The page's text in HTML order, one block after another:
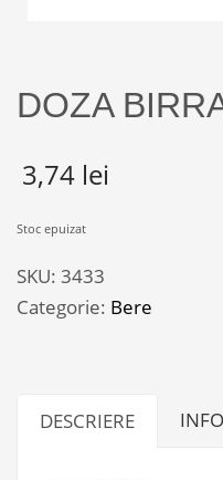
DOZA
3,74 lei
Stoc epuizat
SKU: 3433
Categorie: Bere
DESCRIERE